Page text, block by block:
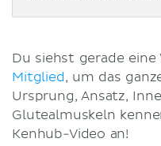
Du siehst gerade eine
Mitglied, um das
Ursprung, Ansatz,
Glutealmuskeln
Kenhub-Video an!